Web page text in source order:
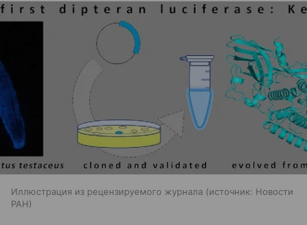
Иллюстрация из рецензируемого журнала источник: Новости
РАН